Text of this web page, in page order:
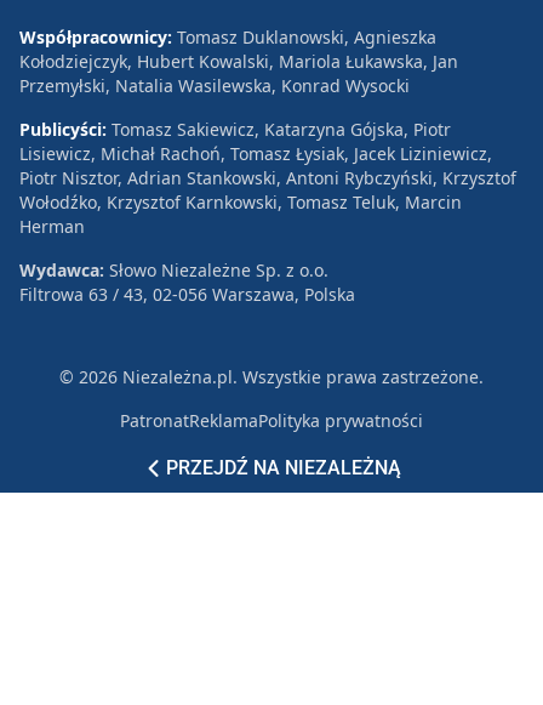
PRZEJDŹ NA NIEZALEŻNĄ
Współpracownicy: Tomasz Duklanowski, Agnieszka
Kołodziejczyk, Hubert Kowalski, Mariola Łukawska, Jan
Przemyłski, Natalia Wasilewska, Konrad Wysocki
Publicyści: Tomasz Sakiewicz, Katarzyna Gójska, Piotr
Lisiewicz, Michał Rachoń, Tomasz Łysiak, Jacek Liziniewicz,
Piotr Nisztor, Adrian Stankowski, Antoni Rybczyński, Krzysztof
Wołodźko, Krzysztof Karnkowski, Tomasz Teluk, Marcin
Herman
Wydawca: Słowo Niezależne Sp. z o.o.
Filtrowa 63 / 43, 02-056 Warszawa, Polska
© 2026 Niezależna.pl. Wszystkie prawa zastrzeżone.
PatronatReklamaPolityka prywatności